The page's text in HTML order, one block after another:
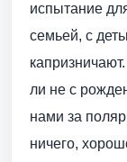
испытание
семьей, с
ли не с
нами за
ничего,